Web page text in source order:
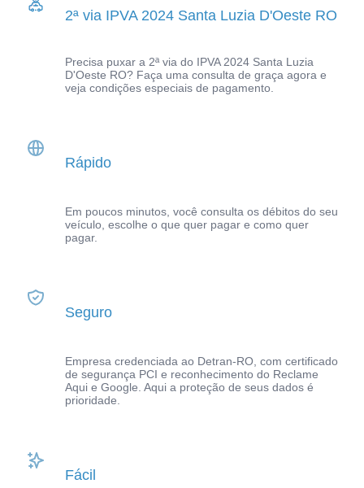
2ª via IPVA 2024 Santa Luzia D'Oeste RO
Precisa puxar a 2ª via do IPVA 2024 Santa Luzia
D'Oeste RO? Faça uma consulta de graça agora e
veja condições especiais de pagamento.
Rápido
Em poucos minutos, você consulta os débitos do seu
veículo, escolhe o que quer pagar e como quer
pagar.
Seguro
Empresa credenciada ao Detran-RO, com certificado
de segurança PCI e reconhecimento do Reclame
Aqui e Google. Aqui a proteção de seus dados é
prioridade.
Fácil